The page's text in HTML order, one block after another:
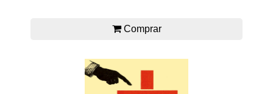
Comprar